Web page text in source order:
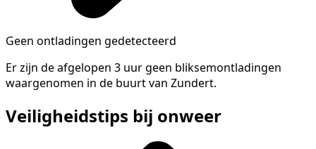
Geen ontladingen gedetecteerd
Er zijn de afgelopen 3 uur geen bliksemontladingen
waargenomen in de buurt van Zundert.
Veiligheidstips bij onweer